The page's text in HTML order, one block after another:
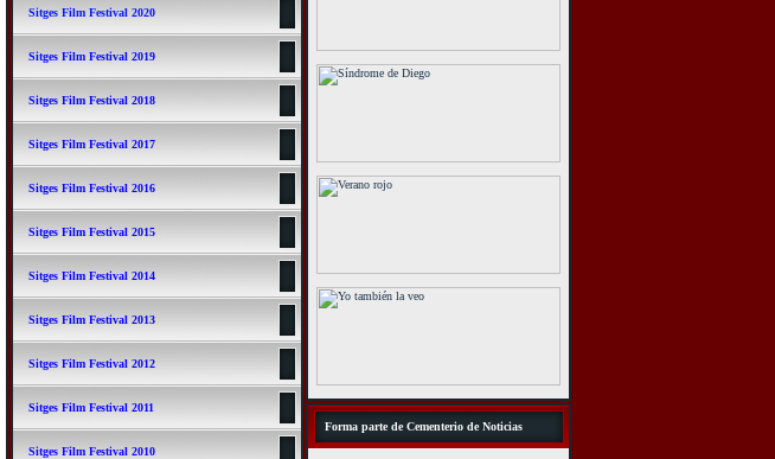
Sitges Film Festival 2020
Sitges Film Festival 2019
Sitges Film Festival 2018
Sitges Film Festival 2017
Sitges Film Festival 2016
Sitges Film Festival 2015
Sitges Film Festival 2014
Sitges Film Festival 2013
Sitges Film Festival 2012
Sitges Film Festival 2011
Sitges Film Festival 2010
Forma parte de Cementerio de Noticias